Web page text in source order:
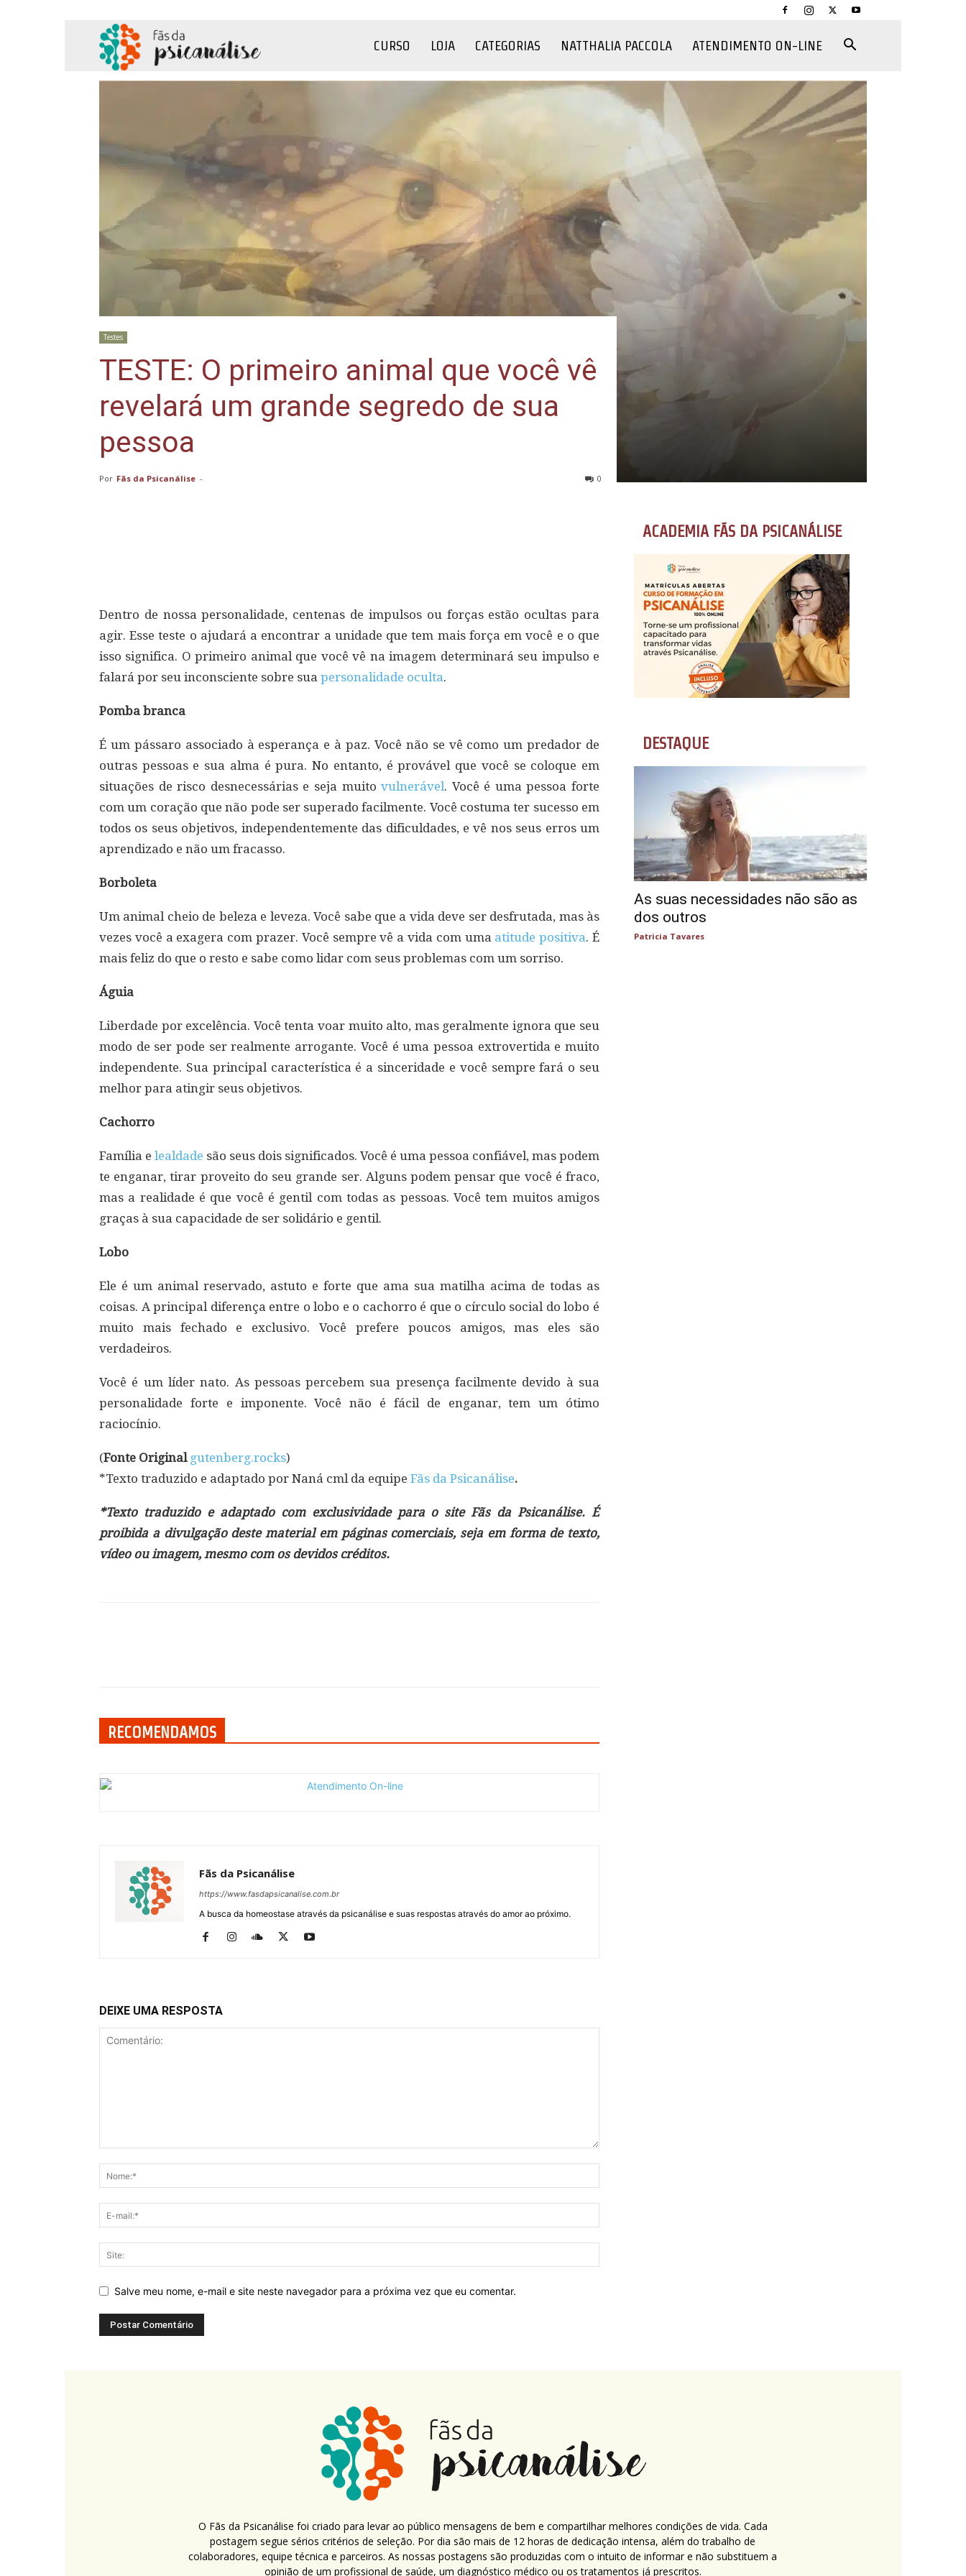
Psicanálise
CURSO LOJA CATEGORIAS NATTHALIA PACCOLA ATENDIMENTO ON-LINE
Testes
TESTE: O primeiro animal que você vê
revelará um grande segredo de sua
pessoa
Por Fãs da Psicanálise - 0
Dentro de nossa personalidade, centenas de impulsos ou forças estão ocultas para
agir. Esse teste o ajudará a encontrar a unidade que tem mais força em você e o que
isso significa. O primeiro animal que você vê na imagem determinará seu impulso e
falará por seu inconsciente sobre sua personalidade oculta.
Pomba branca
É um pássaro associado à esperança e à paz. Você não se vê como um predador de
outras pessoas e sua alma é pura. No entanto, é provável que você se coloque em
situações de risco desnecessárias e seja muitovulnerável. Você é uma pessoa forte
com um coração que não pode ser superado facilmente. Você costuma ter sucesso em
todos os seus objetivos, independentemente das dificuldades, e vê nos seus erros um
aprendizado e não um fracasso.
Borboleta
Um animal cheio de beleza e leveza. Você sabe que a vida deve ser desfrutada, mas às
vezes você a exagera com prazer. Você sempre vê a vida com uma atitude positiva. É
mais feliz do que o resto e sabe como lidar com seus problemas com um sorriso.
Águia
Liberdade por excelência. Você tenta voar muito alto, mas geralmente ignora que seu
modo de ser pode ser realmente arrogante. Você é uma pessoa extrovertida e muito
independente. Sua principal característica é a sinceridade e você sempre fará o seu
melhor para atingir seus objetivos.
Cachorro
Família e lealdade são seus dois significados. Você é uma pessoa confiável, mas podem
te enganar, tirar proveito do seu grande ser. Alguns podem pensar que você é fraco,
mas a realidade é que você é gentil com todas as pessoas. Você tem muitos amigos
graças à sua capacidade de ser solidário e gentil.
Lobo
Ele é um animal reservado, astuto e forte que ama sua matilha acima de todas as
coisas. A principal diferença entre o lobo e o cachorro é que o círculo social do lobo é
muito mais fechado e exclusivo. Você prefere poucos amigos, mas eles são
verdadeiros.
Você é um líder nato. As pessoas percebem sua presença facilmente devido à sua
personalidade forte e imponente. Você não é fácil de enganar, tem um ótimo
raciocínio.
(Fonte Original gutenberg.rocks)
*Texto traduzido e adaptado por Naná cml da equipe Fãs da Psicanálise.
*Texto traduzido e adaptado com exclusividade para o site Fãs da Psicanálise. É
proibida a divulgação deste material em páginas comerciais, seja em forma de texto,
vídeo ou imagem, mesmo com os devidos créditos.
RECOMENDAMOS
Fãs da Psicanálise
https://www.fasdapsicanalise.com.br
A busca da homeostase através da psicanálise e suas respostas através do amor ao próximo.
DEIXE UMA RESPOSTA
Salve meu nome, e-mail e site neste navegador para a próxima vez que eu comentar.
ACADEMIA FÃS DA PSICANÁLISE
DESTAQUE
As suas necessidades não são as
dos outros
Patricia Tavares
O Fãs da Psicanálise foi criado para levar ao público mensagens de bem e compartilhar melhores condições de vida. Cada
postagem segue sérios critérios de seleção. Por dia são mais de 12 horas de dedicação intensa, além do trabalho de
colaboradores, equipe técnica e parceiros. As nossas postagens são produzidas com o intuito de informar e não substituem a
opinião de um profissional de saúde, um diagnóstico médico ou os tratamentos já prescritos.